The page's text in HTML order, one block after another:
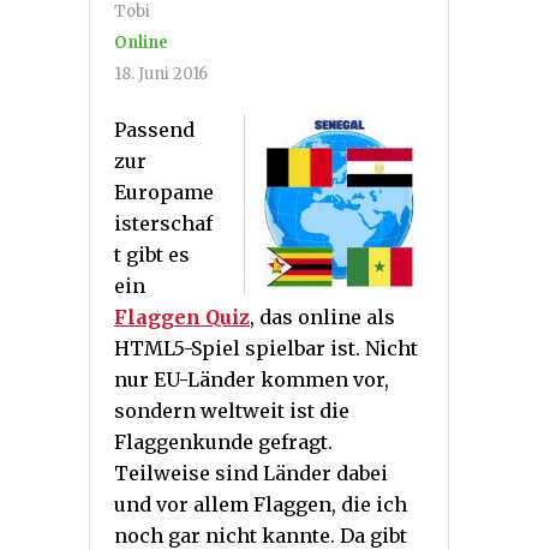
Tobi
Online
18. Juni 2016
Passend
zur
Europame
isterschaf
t gibt es
ein
Flaggen Quiz, das online als
HTML5-Spiel spielbar ist. Nicht
nur EU-Länder kommen vor,
sondern weltweit ist die
Flaggenkunde gefragt.
Teilweise sind Länder dabei
und vor allem Flaggen, die ich
noch gar nicht kannte. Da gibt